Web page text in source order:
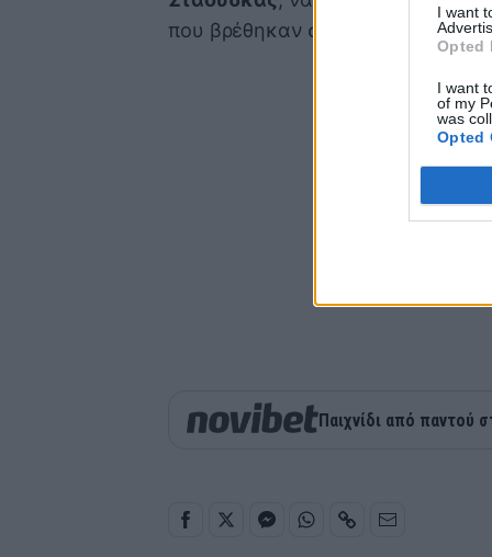
I want
Opted
I want
of my
was
Opted
που βρέθηκαν στο βοηθητικό του
Παιχνίδι από παντού